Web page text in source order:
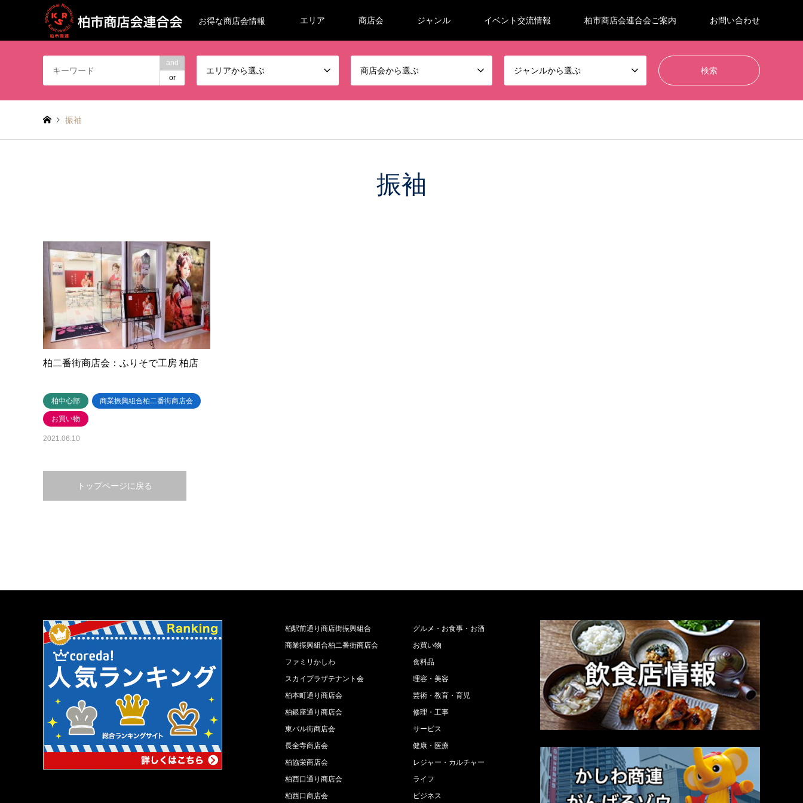
お得な商店会情報 エリア 商店会 ジャンル イベント交流情報 柏市商店会連合会ご案内 お問い合わせ
and
or
エリアから選ぶ 商店会から選ぶ ジャンルから選ぶ
振袖
振袖
柏二番街商店会：ふりそで工房 柏店
柏中心部 商業振興組合柏二番街商店会
お買い物
2021.06.10
トップページに戻る
柏駅前通り商店街振興組合
商業振興組合柏二番街商店会
ファミリかしわ
スカイプラザテナント会
柏本町通り商店会
柏銀座通り商店会
東パル街商店会
長全寺商店会
柏協栄商店会
柏西口通り商店会
柏西口商店会
グルメ・お食事・お酒
お買い物
食料品
理容・美容
芸術・教育・育児
修理・工事
サービス
健康・医療
レジャー・カルチャー
ライフ
ビジネス